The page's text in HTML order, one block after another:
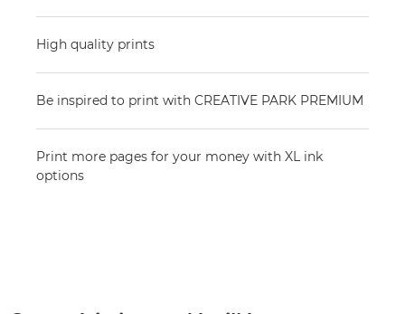
High quality prints
Be inspired to print with CREATIVE PARK PREMIUM
Print more pages for your money with XL ink
options